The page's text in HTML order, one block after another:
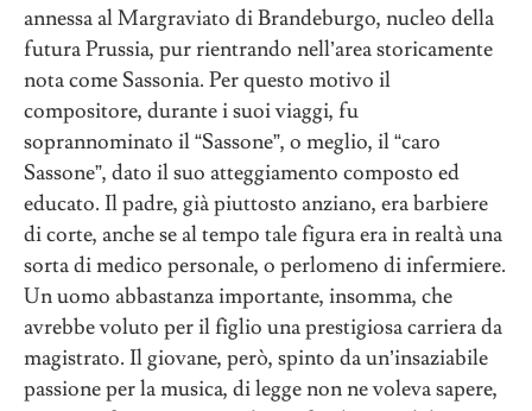
annessa al Margraviato di Brandeburgo, nucleo della
futura Prussia, pur rientrando nell’area storicamente
nota come Sassonia. Per questo motivo il
compositore, durante i suoi viaggi, fu
soprannominato il “Sassone”, o meglio, il “caro
Sassone”, dato il suo atteggiamento composto ed
educato. Il padre, già piuttosto anziano, era barbiere
di corte, anche se al tempo tale figura era in realtà una
sorta di medico personale, o perlomeno di infermiere.
Un uomo abbastanza importante, insomma, che
avrebbe voluto per il figlio una prestigiosa carriera da
magistrato. Il giovane, però, spinto da un’insaziabile
passione per la musica, di legge non ne voleva sapere,